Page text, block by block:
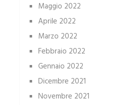
Maggio 2022
Aprile 2022
Marzo 2022
Febbraio 2022
Gennaio 2022
Dicembre 2021
Novembre 2021